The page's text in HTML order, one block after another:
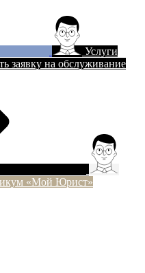
Услуги
заявку на обслуживание
«Мой Юрист»